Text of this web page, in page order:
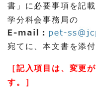
書」に必要事項を記
学分科会事務局の
宛てに、本文書を添
［記入項目は、変更
す。］